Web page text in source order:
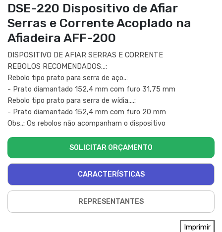
DSE-220 Dispositivo de Afiar
Serras e Corrente Acoplado na
Afiadeira AFF-200
DISPOSITIVO DE AFIAR SERRAS E CORRENTE
REBOLOS RECOMENDADOS...:
Rebolo tipo prato para serra de aço..:
- Prato diamantado 152,4 mm com furo 31,75 mm
Rebolo tipo prato para serra de wídia....:
- Prato diamantado 152,4 mm com furo 20 mm
Obs..: Os rebolos não acompanham o dispositivo
SOLICITAR ORÇAMENTO
CARACTERÍSTICAS
REPRESENTANTES
Imprimir